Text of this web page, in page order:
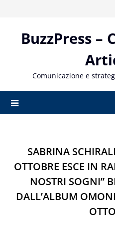
contentBuzzPress –
Comunicazione e
SABRINA
OTTOBRE ESCE IN
NOSTRI SOGNI”
DALL’ALBUM